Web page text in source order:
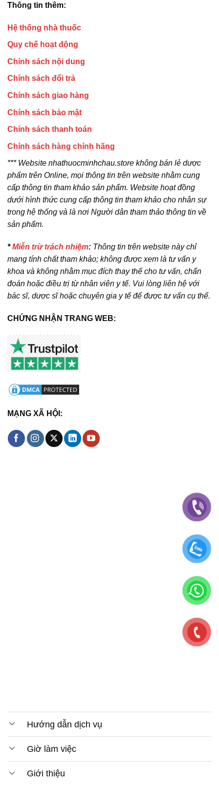
Thông tin thêm:
Hệ thống nhà thuốc
Quy chế hoạt động
Chính sách nội dung
Chính sách đổi trả
Chính sách giao hàng
Chính sách bảo mật
Chính sách thanh toán
Chính sách hàng chính hãng
*** Website nhathuocminhchau.store không bán lẻ dược
phẩm trên Online, mọi thông tin trên website nhằm cung
cấp thông tin tham khảo sản phẩm. Website hoạt đồng
dưới hình thức cung cấp thông tin tham khảo cho nhân sự
trong hệ thống và là nơi Người dân tham thảo thông tin về
sản phẩm.
*Miễn trừ trách nhiệm: Thông tin trên website này chỉ
mang tính chất tham khảo; không được xem là tư vấn y
khoa và không nhằm mục đích thay thế cho tư vấn, chẩn
đoán hoặc điều trị từ nhân viên y tế. Vui lòng liên hệ với
bác sĩ, dược sĩ hoặc chuyên gia y tế để được tư vấn cụ thể.
CHỨNG NHẬN TRANG WEB:
MẠNG XÃ HỘI:
Hướng dẫn dịch vụ
Giờ làm việc
Giới thiệu